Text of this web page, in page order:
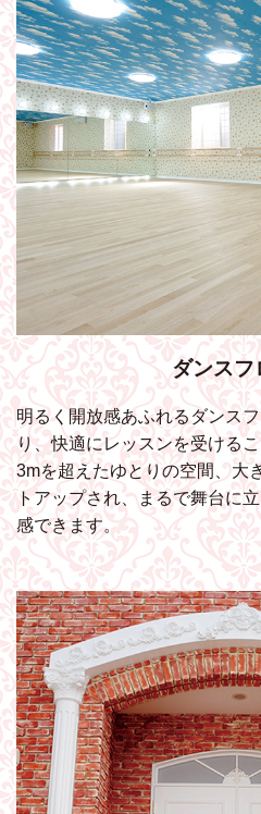
ダンスフ
明るく開放感あふれるダンス
り、快適にレッスンを受ける
3mを超えたゆとりの空間、大
トアップされ、まるで舞台に
感できます。